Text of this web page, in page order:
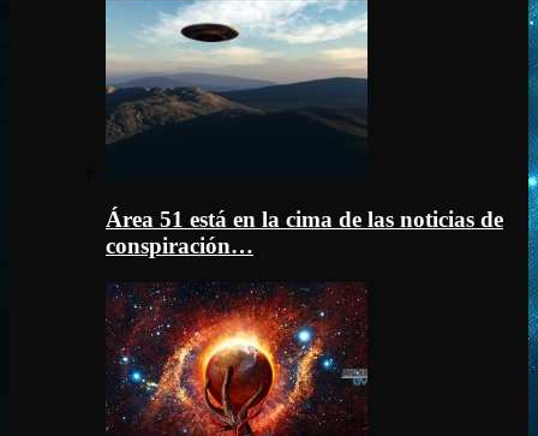
Área 51 está en la cima de las noticias de
conspiración…